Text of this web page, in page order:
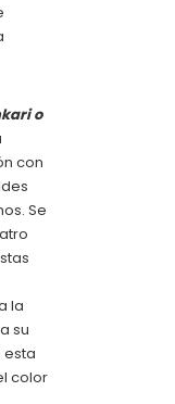
o
con
Se
la
su
esta
color